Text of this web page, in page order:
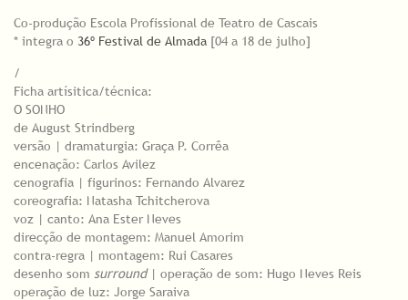
Co-produção Escola Profissional de Teatro de Cascais
* integra o 36º Festival de Almada [04 a 18 de julho]
/
Ficha artísitica/técnica:
O SONHO
de August Strindberg
versão | dramaturgia: Graça P. Corrêa
encenação: Carlos Avilez
cenografia | figurinos: Fernando Alvarez
coreografia: Natasha Tchitcherova
voz | canto: Ana Ester Neves
direcção de montagem: Manuel Amorim
contra-regra | montagem: Rui Casares
desenho som surround| operação de som: Hugo Neves Reis
operação de luz: Jorge Saraiva